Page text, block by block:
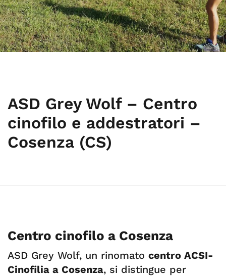
ASD Grey Wolf – Centro
cinofilo e addestratori –
Cosenza (CS)
Centro cinofilo a Cosenza
ASD Grey Wolf, un rinomato centro ACSI-
Cinofilia a Cosenza, si distingue per